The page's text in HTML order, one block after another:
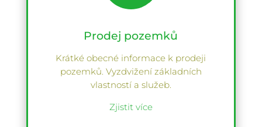
Prodej pozemků
Krátké obecné informace k prodeji
pozemků. Vyzdvižení základních
vlastností a služeb.
Zjistit více